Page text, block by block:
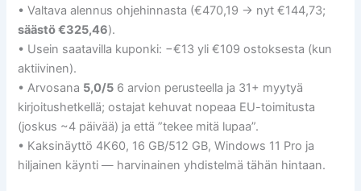
• Valtava alennus ohjehinnasta (€470,19 → nyt €144,73;
säästö €325,46).
• Usein saatavilla kuponki: −€13 yli €109 ostoksesta (kun
aktiivinen).
• Arvosana 5,0/5 6 arvion perusteella ja 31+ myytyä
kirjoitushetkellä; ostajat kehuvat nopeaa EU-toimitusta
(joskus ~4 päivää) ja että ”tekee mitä lupaa”.
• Kaksinäyttö 4K60, 16 GB/512 GB, Windows 11 Pro ja
hiljainen käynti — harvinainen yhdistelmä tähän hintaan.